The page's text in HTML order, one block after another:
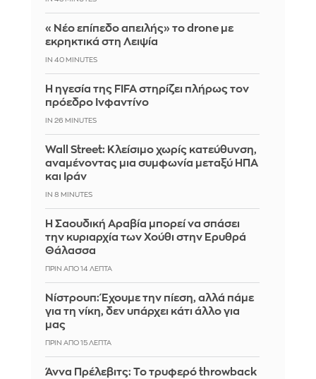
«Νέο επίπεδο απειλής» το drone με
εκρηκτικά στη Λειψία
IN 40 MINUTES
Η ηγεσία της FIFA στηρίζει πλήρως τον
πρόεδρο Ινφαντίνο
IN 26 MINUTES
Wall Street: Κλείσιμο χωρίς κατεύθυνση,
αναμένοντας μια συμφωνία μεταξύ ΗΠΑ
και Ιράν
IN 8 MINUTES
Η Σαουδική Αραβία μπορεί να σπάσει
την κυριαρχία των Χούθι στην Ερυθρά
Θάλασσα
ΠΡΙΝ ΑΠΌ 14 ΛΕΠΤΆ
Νίστρουπ: Έχουμε την πίεση, αλλά πάμε
για τη νίκη, δεν υπάρχει κάτι άλλο για
μας
ΠΡΙΝ ΑΠΌ 15 ΛΕΠΤΆ
Άννα Πρέλεβιτς: Το τρυφερό throwback